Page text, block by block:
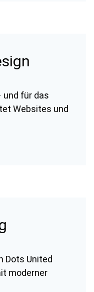
und für das
Websites und
Dots United
moderner